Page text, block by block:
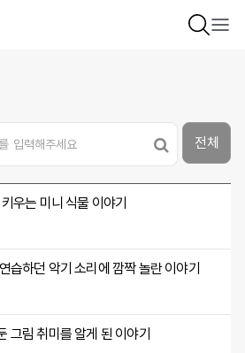
전체
우는 미니 식물 이야기
습하던 악기 소리에 깜짝 놀란 이야기
그림 취미를 알게 된 이야기